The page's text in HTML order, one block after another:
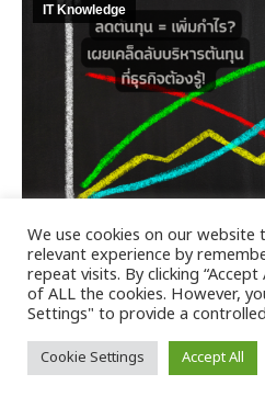
IT Knowledge
ลดต้นทุน = เพิ่มกำไร?
ต้นทุนที่ธุรกิจต้องรู้!
มีนาคม 26, 2025
ลดต้นทุน = เพิ่มกำไร? เผยเคล็
View Details
We use cookies on our
relevant experience by
repeat visits. By clicking
of ALL the cookies. However,
Settings" to provide a
Cookie Settings Accept All